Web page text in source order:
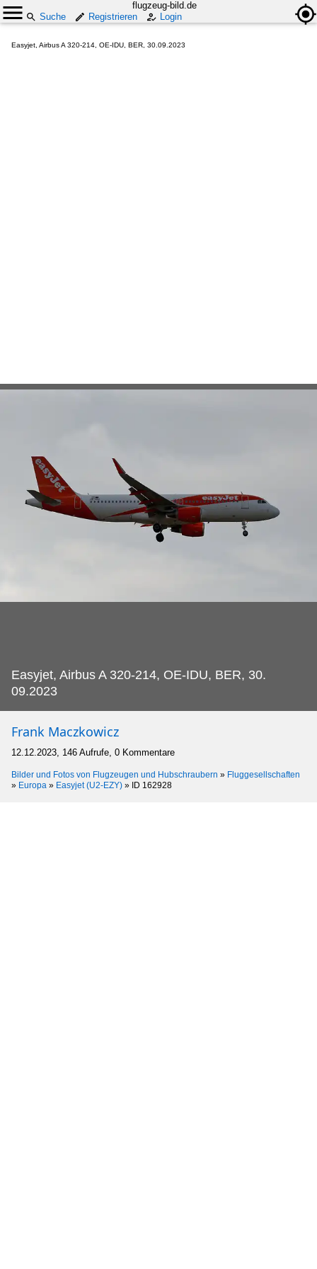
flugzeug-bild.de
Suche
Registrieren Login
Easyjet, Airbus A 320-214, OE-IDU, BER, 30.09.2023
Easyjet, Airbus A 320-214, OE-IDU, BER, 30.
09.2023
Frank Maczkowicz
12.12.2023, 146 Aufrufe, 0 Kommentare
Bilder und Fotos von Flugzeugen und Hubschraubern » Fluggesellschaften
» Europa » Easyjet (U2-EZY) » ID 162928